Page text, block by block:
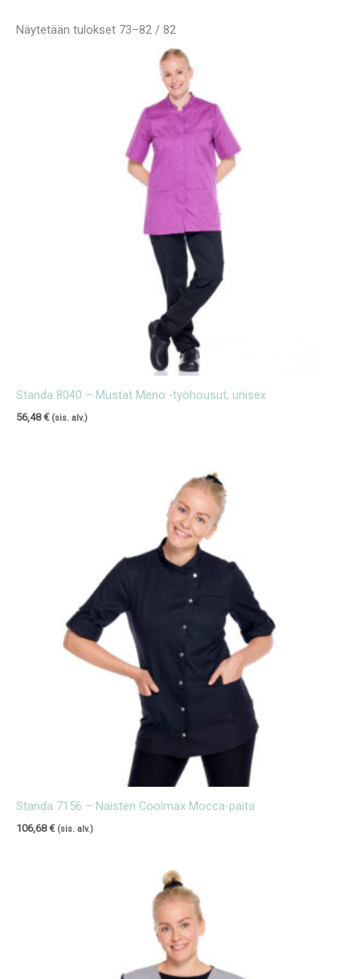
Näytetään tulokset 73–82 / 82
Standa 8040 – Mustat Meno -työhousut, unisex
56,48€ (sis. alv.)
Standa 7156 – Naisten Coolmax Mocca-paita
106,68€ (sis. alv.)